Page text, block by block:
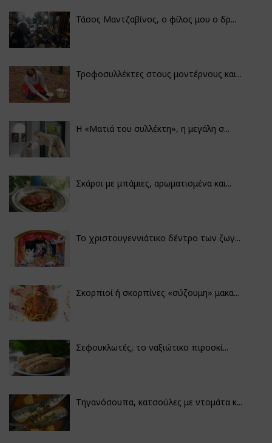
Τάσος Μαντζαβίνος, ο φίλος μου ο δρ...
Τροφοσυλλέκτες στους μοντέρνους και...
H «Ματιά του συλλέκτη», η μεγάλη σ...
Σκάροι με μπάμιες, αρωματισμένα και...
Το χριστουγεννιάτικο δέντρο των ζωγ...
Σκορπιοί ή σκορπίνες «σύζουμη» μακα...
Σεφουκλωτές, το ναξιώτικο πιροσκί...
Τηγανόσουπα, κατσούλες με ντομάτα κ...